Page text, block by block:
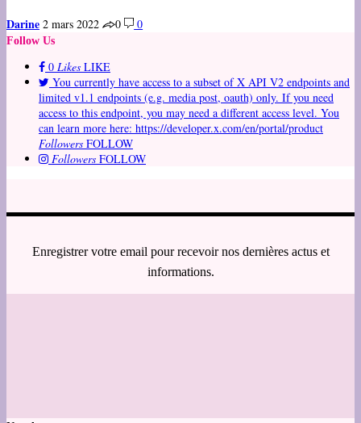
Darine 2 mars 2022 0 0
Follow Us
0 Likes LIKE
You currently have access to a subset of X API V2 endpoints and
limited v1.1 endpoints (e.g. media post, oauth) only. If you need
access to this endpoint, you may need a different access level. You
can learn more here: https://developer.x.com/en/portal/product
Followers FOLLOW
Followers FOLLOW
Enregistrer votre email pour recevoir nos dernières actus et
informations.